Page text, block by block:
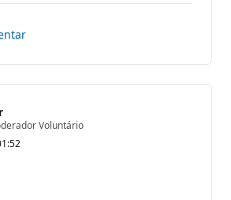
Voluntário